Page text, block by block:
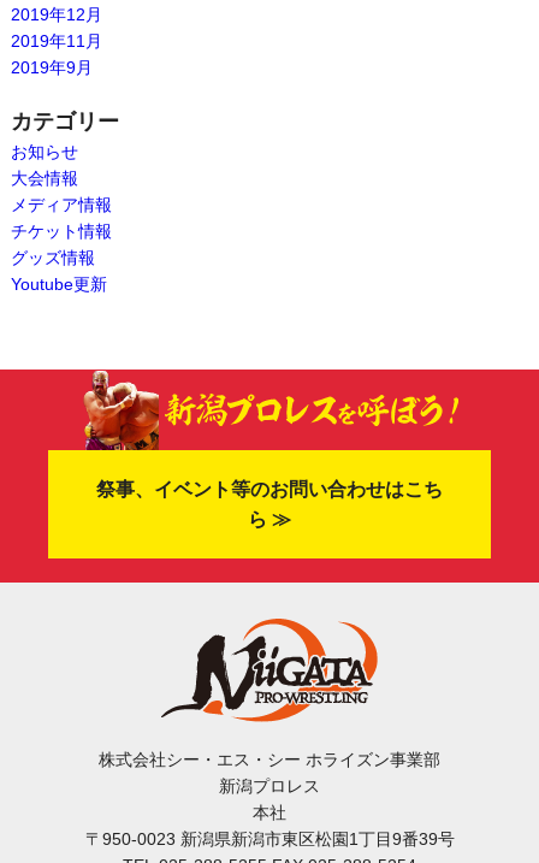
2019年12月
2019年11月
2019年9月
カテゴリー
お知らせ
大会情報
メディア情報
チケット情報
グッズ情報
Youtube更新
祭事、イベント等のお問い合わせはこち
ら ≫
株式会社シー・エス・シー ホライズン事業部
新潟プロレス
本社
〒950-0023 新潟県新潟市東区松園1丁目9番39号